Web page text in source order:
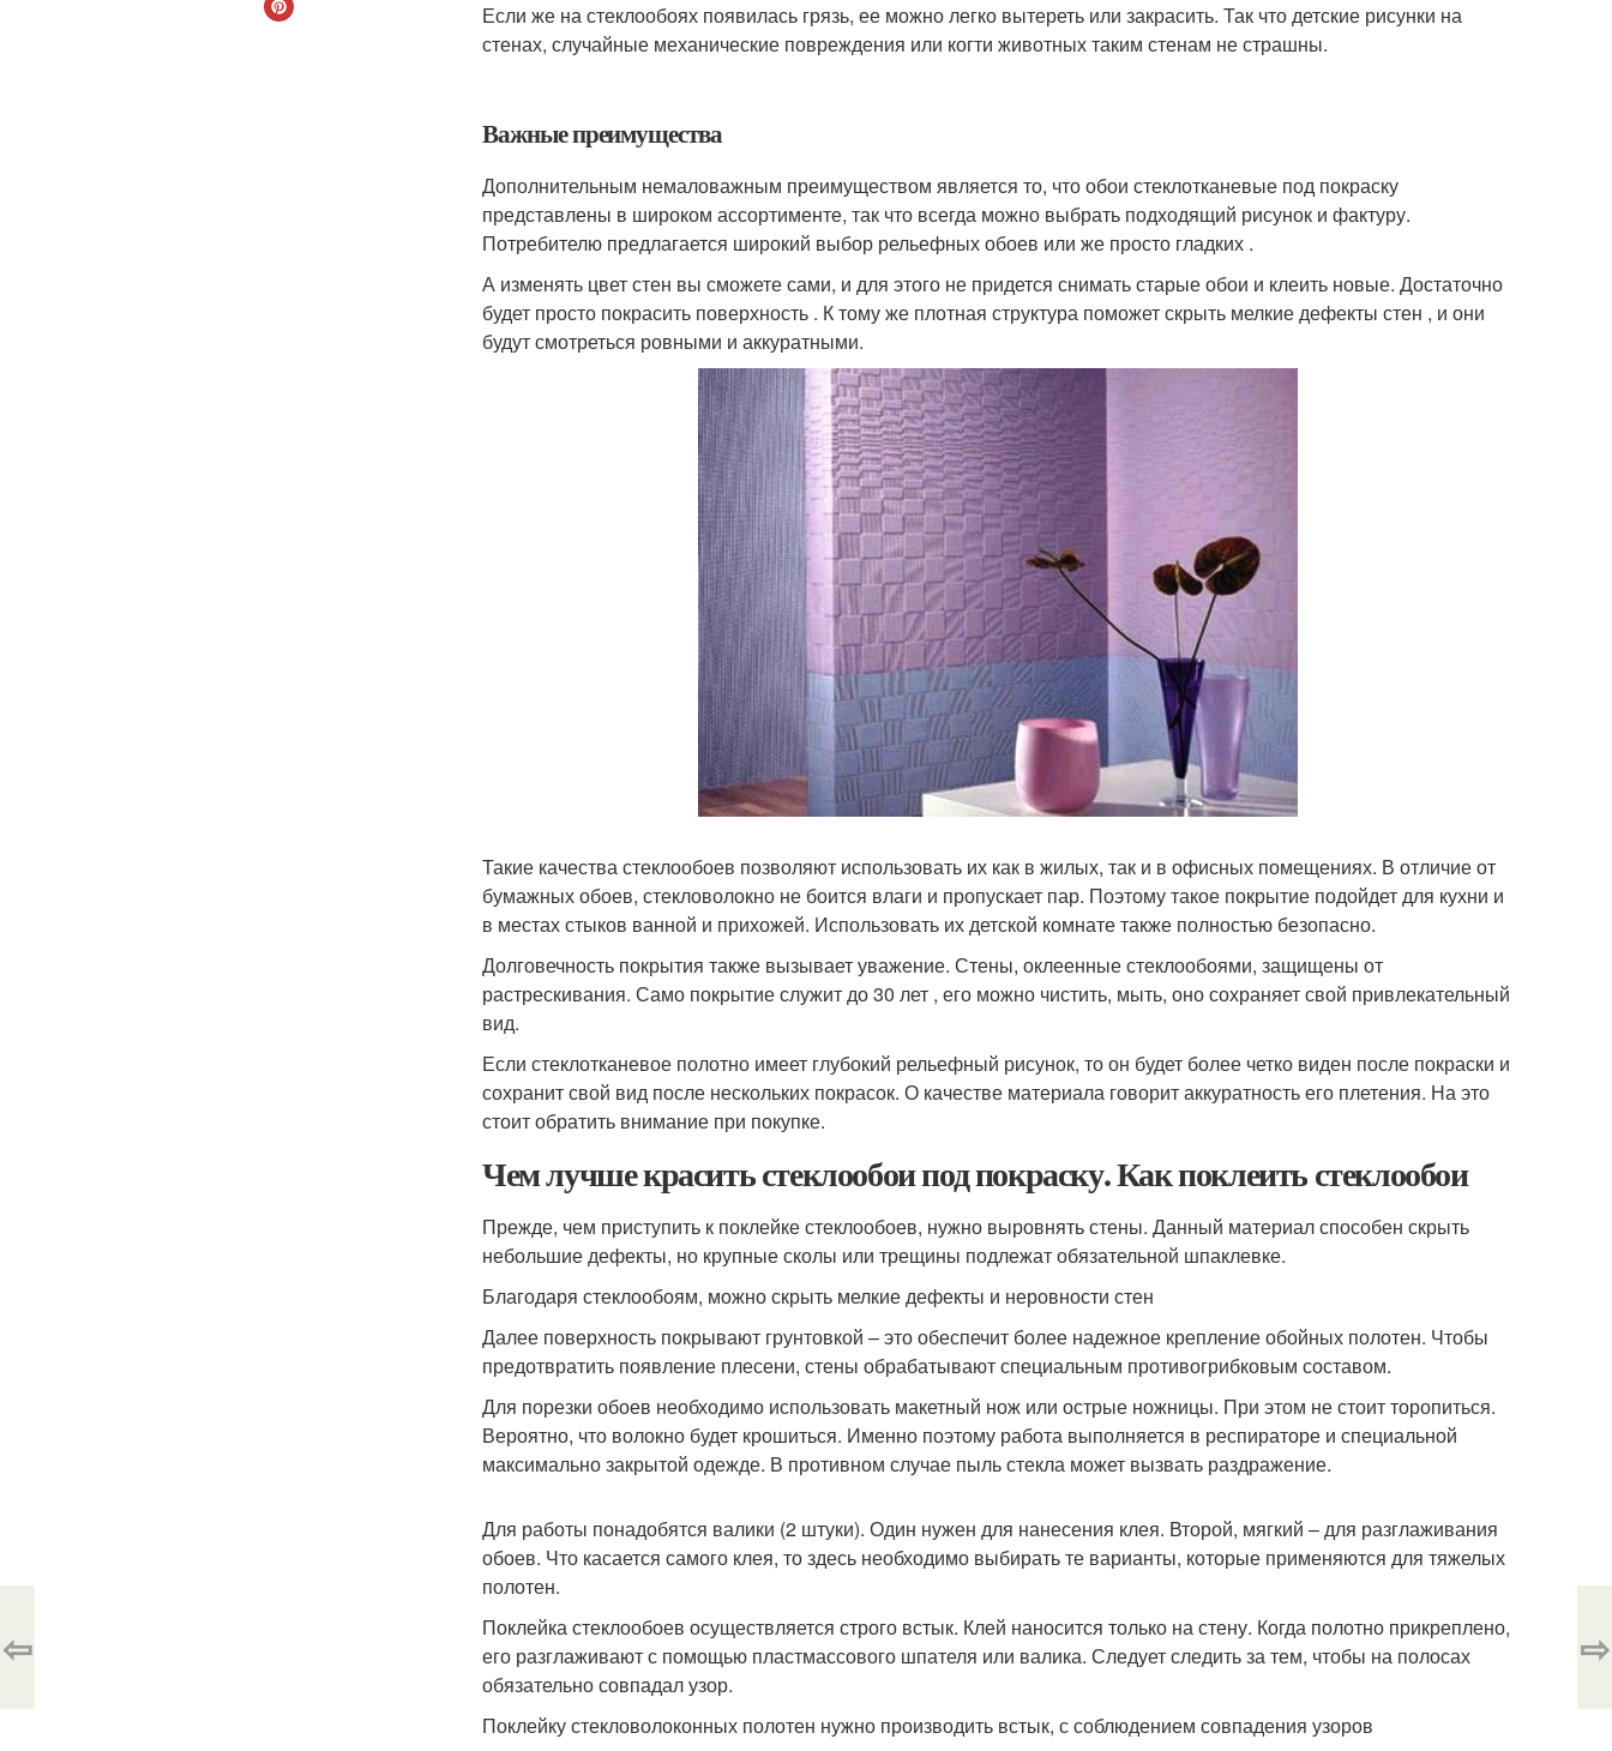
Если же на стеклообоях появилась грязь, ее можно легко вытереть или закрасить. Так что детские рисунки на
стенах, случайные механические повреждения или когти животных таким стенам не страшны.
Важные преимущества
Дополнительным немаловажным преимуществом является то, что обои стеклотканевые под покраску
представлены в широком ассортименте, так что всегда можно выбрать подходящий рисунок и фактуру.
Потребителю предлагается широкий выбор рельефных обоев или же просто гладких .
А изменять цвет стен вы сможете сами, и для этого не придется снимать старые обои и клеить новые. Достаточно
будет просто покрасить поверхность . К тому же плотная структура поможет скрыть мелкие дефекты стен , и они
будут смотреться ровными и аккуратными.
Такие качества стеклообоев позволяют использовать их как в жилых, так и в офисных помещениях. В отличие от
бумажных обоев, стекловолокно не боится влаги и пропускает пар. Поэтому такое покрытие подойдет для кухни и
в местах стыков ванной и прихожей. Использовать их детской комнате также полностью безопасно.
Долговечность покрытия также вызывает уважение. Стены, оклеенные стеклообоями, защищены от
растрескивания. Само покрытие служит до 30 лет , его можно чистить, мыть, оно сохраняет свой привлекательный
вид.
Если стеклотканевое полотно имеет глубокий рельефный рисунок, то он будет более четко виден после покраски и
сохранит свой вид после нескольких покрасок. О качестве материала говорит аккуратность его плетения. На это
стоит обратить внимание при покупке.
Чем лучше красить стеклообои под покраску. Как поклеить стеклообои
Прежде, чем приступить к поклейке стеклообоев, нужно выровнять стены. Данный материал способен скрыть
небольшие дефекты, но крупные сколы или трещины подлежат обязательной шпаклевке.
Благодаря стеклообоям, можно скрыть мелкие дефекты и неровности стен
Далее поверхность покрывают грунтовкой – это обеспечит более надежное крепление обойных полотен. Чтобы
предотвратить появление плесени, стены обрабатывают специальным противогрибковым составом.
Для порезки обоев необходимо использовать макетный нож или острые ножницы. При этом не стоит торопиться.
Вероятно, что волокно будет крошиться. Именно поэтому работа выполняется в респираторе и специальной
максимально закрытой одежде. В противном случае пыль стекла может вызвать раздражение.
Для работы понадобятся валики (2 штуки). Один нужен для нанесения клея. Второй, мягкий – для разглаживания
обоев. Что касается самого клея, то здесь необходимо выбирать те варианты, которые применяются для тяжелых
полотен.
Поклейка стеклообоев осуществляется строго встык. Клей наносится только на стену. Когда полотно прикреплено,
его разглаживают с помощью пластмассового шпателя или валика. Следует следить за тем, чтобы на полосах
обязательно совпадал узор.
Поклейку стекловолоконных полотен нужно производить встык, с соблюдением совпадения узоров
⇦ ⇨